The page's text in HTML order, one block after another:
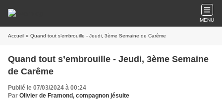
MENU
Accueil » Quand tout s’embrouille - Jeudi, 3ème Semaine de Carême
Quand tout s’embrouille - Jeudi, 3ème Semaine
de Carême
Publié le 07/03/2024 à 00:24
Par Olivier de Framond, compagnon jésuite